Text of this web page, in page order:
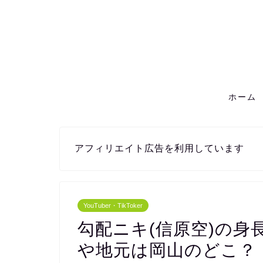
ホーム
アフィリエイト広告を利用しています
YouTuber・TikToker
勾配ニキ(信原空)の身
や地元は岡山のどこ？